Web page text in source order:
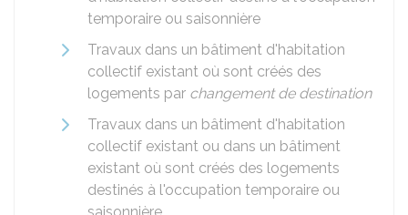
temporaire ou saisonnière
Travaux dans un bâtiment d'habitation
collectif existant où sont créés des
logements par changement de destination
Travaux dans un bâtiment d'habitation
collectif existant ou dans un bâtiment
existant où sont créés des logements
destinés à l'occupation temporaire ou